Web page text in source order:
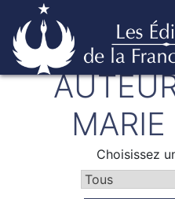
Skip
to Éditions de la francophonie
Choisissez